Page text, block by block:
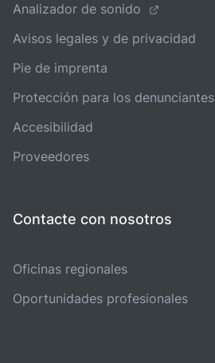
Analizador de sonido
Avisos legales y de privacidad
Pie de imprenta
Protección para los denunciantes
Accesibilidad
Proveedores
Contacte con nosotros
Oficinas regionales
Oportunidades profesionales